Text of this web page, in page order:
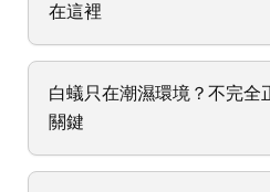
在這裡
白蟻只在潮濕環境？不完全
關鍵